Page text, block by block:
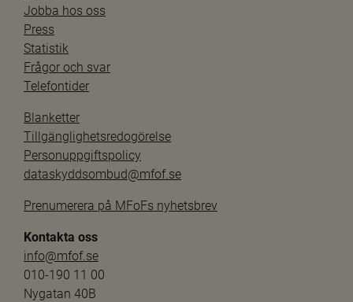
Jobba hos oss
Press
Statistik
Frågor och svar
Telefontider
Blanketter
Tillgänglighetsredogörelse
Personuppgiftspolicy
dataskyddsombud@mfof.se
Prenumerera på MFoFs nyhetsbrev
Kontakta oss
info@mfof.se
010-190 11 00
Nygatan 40B